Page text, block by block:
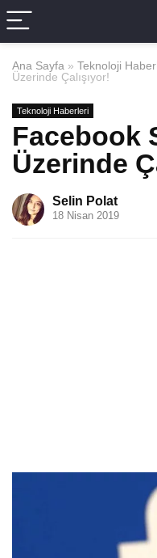
Ana Sayfa » Teknoloji
Üzerinde Çalışıyor!
Teknoloji Haberleri
Facebook
Üzerinde
Selin Polat
18 Nisan 2019